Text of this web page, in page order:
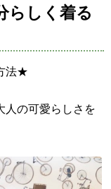
らしく着る
法★
人の可愛らしさを